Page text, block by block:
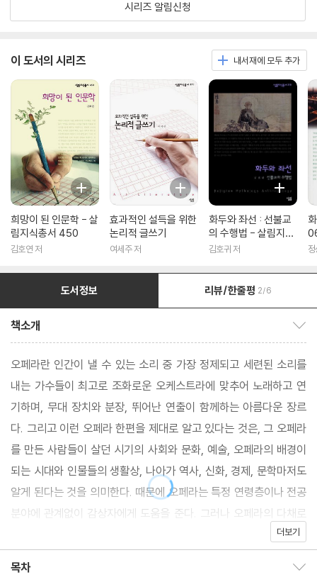
시리즈 알림신청
이 도서의 시리즈 내서재에 모두 추가
희망이 된 인문학 - 살
림지식총서 450
김호연 저
효과적인 설득을 위한
논리적 글쓰기
여세주 저
화두와 좌선 : 선불교
의 수행법 - 살림지식
총서 316
김호귀 저
도서정보 리뷰/한줄평 2/6
책소개
오페라란 인간이 낼 수 있는 소리 중 가장 정제되고 세련된 소리를
내는 가수들이 최고로 조화로운 오케스트라에 맞추어 노래하고 연
기하며, 무대 장치와 분장, 뛰어난 연출이 함께하는 아름다운 장르
다. 그리고 이런 오페라 한편을 제대로 알고 있다는 것은, 그 오페라
를 만든 사람들이 살던 시기의 사회와 문화, 예술, 오페라의 배경이
되는 시대와 인물들의 생활상, 나아가 역사, 신화, 경제, 문학마저도
알게 된다는 것을 의미한다. 때문에 오페라는 특정 연령층이나 전공
분야에 관계없이 감상자에게 도움을 준다. 그러나 오페라의 다채로
운 매력에도 불구하고 많은 사람이 ‘어려운 고전예술’이라는 선입견
더보기
목차